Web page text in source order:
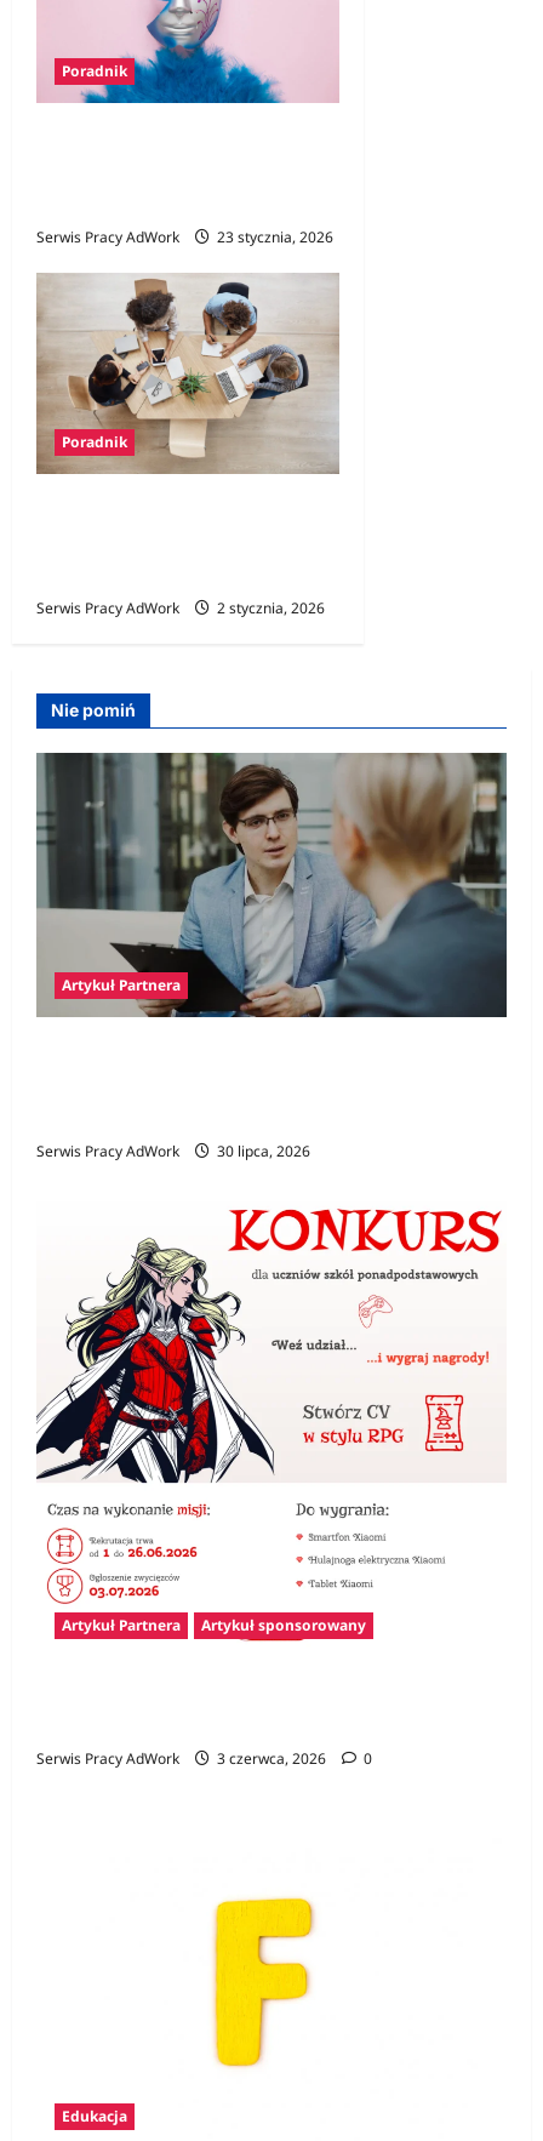
Poradnik
Serwis Pracy AdWork 23 stycznia, 2026
Poradnik
Serwis Pracy AdWork 2 stycznia, 2026
Nie pomiń
Artykuł Partnera
Serwis Pracy AdWork 30 lipca, 2026
Artykuł Partnera Artykuł sponsorowany
Serwis Pracy AdWork 3 czerwca, 2026 0
Edukacja